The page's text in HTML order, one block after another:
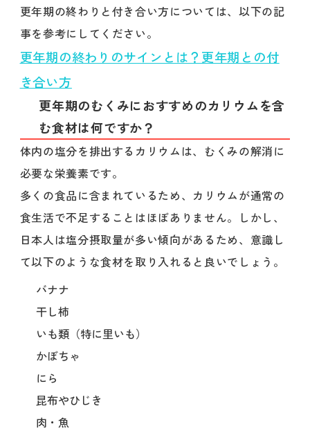
更年期の終わりと付き合い方については、以下の記
事を参考にしてください。
更年期の終わりのサインとは？更年期との付
き合い方
更年期のむくみにおすすめのカリウムを含
む食材は何ですか？
体内の塩分を排出するカリウムは、むくみの解消に
必要な栄養素です。
多くの食品に含まれているため、カリウムが通常の
食生活で不足することはほぼありません。しかし、
日本人は塩分摂取量が多い傾向があるため、意識し
て以下のような食材を取り入れると良いでしょう。
バナナ
干し柿
いも類（特に里いも）
かぼちゃ
にら
昆布やひじき
肉・魚